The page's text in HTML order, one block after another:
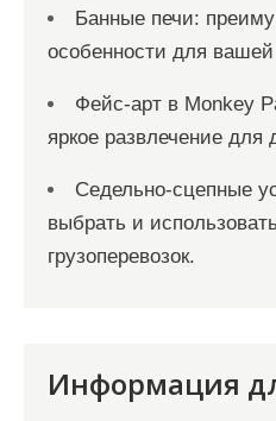
Банные печи:
особенности для
Фейс-арт в Monkey
яркое развлечение для
Седельно-сцепные
выбрать и
грузоперевозок.
Информация